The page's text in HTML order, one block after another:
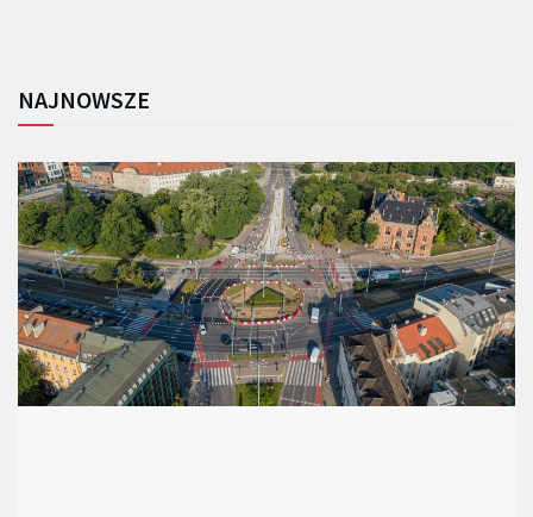
NAJNOWSZE